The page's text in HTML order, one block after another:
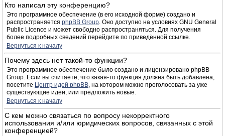
Кто написал эту конференцию?
Это программное обеспечение (в его исходной форме) создано и
распространяется phpBB Group. Оно доступно на условиях GNU General
Public Licence и может свободно распространяться. Для получения
более подробных сведений перейдите по приведённой ссылке.
Вернуться к началу
Почему здесь нет такой-то функции?
Это программное обеспечение было создано и лицензировано phpBB
Group. Если вы считаете, что какая-то функция должна быть добавлена,
посетите Центр идей phpBB, на котором можно проголосовать за уже
существующие идеи, или предложить новые.
Вернуться к началу
С кем можно связаться по вопросу некорректного
использования и/или юридических вопросов, связанных с этой
конференцией?